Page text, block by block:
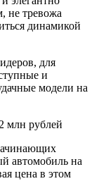
не тревожа
динамикой
для
и
модели на
млн рублей
автомобиль на
цена в этом